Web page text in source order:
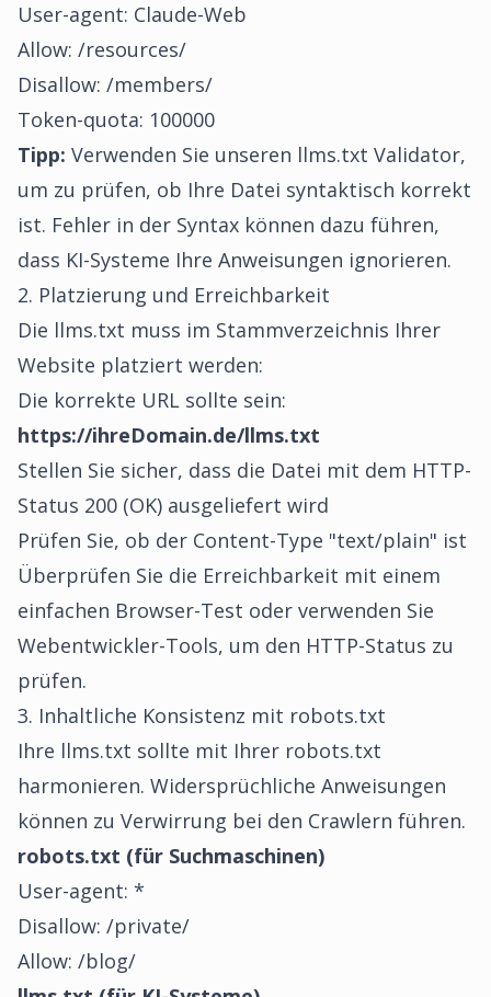
User-agent: Claude-Web
Allow: /resources/
Disallow: /members/
Token-quota: 100000
Tipp: Verwenden Sie unseren llms.txt Validator,
um zu prüfen, ob Ihre Datei syntaktisch korrekt
ist. Fehler in der Syntax können dazu führen,
dass KI-Systeme Ihre Anweisungen ignorieren.
2. Platzierung und Erreichbarkeit
Die llms.txt muss im Stammverzeichnis Ihrer
Website platziert werden:
Die korrekte URL sollte sein:
https://ihreDomain.de/llms.txt
Stellen Sie sicher, dass die Datei mit dem HTTP-
Status 200 (OK) ausgeliefert wird
Prüfen Sie, ob der Content-Type "text/plain" ist
Überprüfen Sie die Erreichbarkeit mit einem
einfachen Browser-Test oder verwenden Sie
Webentwickler-Tools, um den HTTP-Status zu
prüfen.
3. Inhaltliche Konsistenz mit robots.txt
Ihre llms.txt sollte mit Ihrer robots.txt
harmonieren. Widersprüchliche Anweisungen
können zu Verwirrung bei den Crawlern führen.
robots.txt (für Suchmaschinen)
User-agent: *
Disallow: /private/
Allow: /blog/